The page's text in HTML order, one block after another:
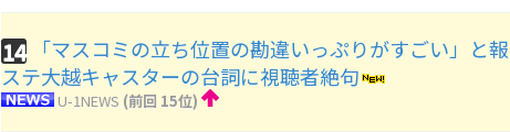
14 「マスコミの立ち位置の勘違いっぷりがすごい」と報
ステ大越キャスターの台詞に視聴者絶句
U-1NEWS (前回 15位)